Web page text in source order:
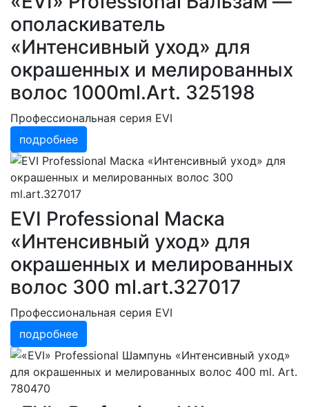
ополаскиватель
«Интенсивный уход» для
окрашенных и мелированных
волос 1000ml.Art. 325198
Профессиональная серия EVI
подробнее
EVI Professional Маска
«Интенсивный уход» для
окрашенных и мелированных
волос 300 ml.art.327017
Профессиональная серия EVI
подробнее